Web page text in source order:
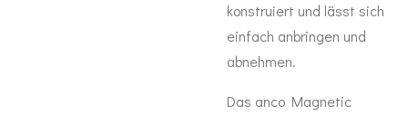
konstruiert und lässt sich
einfach anbringen und
abnehmen.
Das anco Magnetic